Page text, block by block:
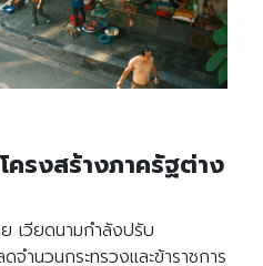
ครงสร้างภาครัฐต่าง
เวียดนามกำลังปรับ
ำนวนกระทรวงและข้าราชการ